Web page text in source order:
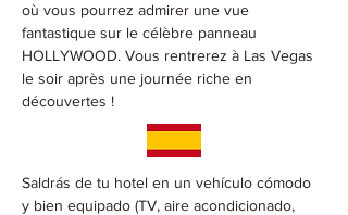
où vous pourrez admirer une vue
fantastique sur le célèbre panneau
HOLLYWOOD. Vous rentrerez à Las Vegas
le soir après une journée riche en
découvertes !
Saldrás de tu hotel en un vehículo cómodo
y bien equipado (TV, aire acondicionado,